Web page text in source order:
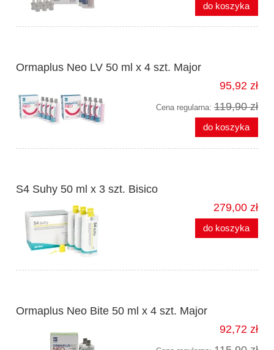
do koszyka
Ormaplus Neo LV 50 ml x 4 szt. Major
95,92 zł
Cena regularna: 119,90 zł
do koszyka
S4 Suhy 50 ml x 3 szt. Bisico
279,00 zł
do koszyka
Ormaplus Neo Bite 50 ml x 4 szt. Major
92,72 zł